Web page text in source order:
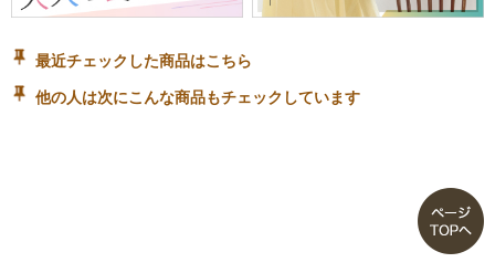
最近チェックした商品はこちら
他の人は次にこんな商品もチェックしています